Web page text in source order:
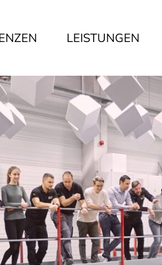
LEISTUNGEN